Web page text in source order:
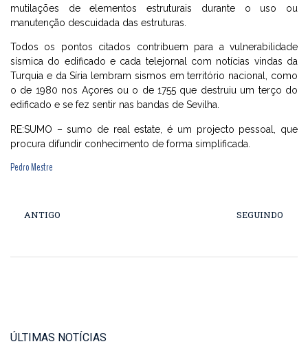
mutilações de elementos estruturais durante o uso ou
manutenção descuidada das estruturas.
Todos os pontos citados contribuem para a vulnerabilidade
sísmica do edificado e cada telejornal com notícias vindas da
Turquia e da Síria lembram sismos em território nacional, como
o de 1980 nos Açores ou o de 1755 que destruiu um terço do
edificado e se fez sentir nas bandas de Sevilha.
RE:SUMO – sumo de real estate, é um projecto pessoal, que
procura difundir conhecimento de forma simplificada.
Pedro Mestre
ANTIGO SEGUINDO
ÚLTIMAS NOTÍCIAS